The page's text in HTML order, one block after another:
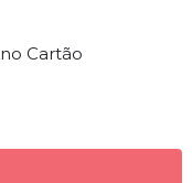
a compra